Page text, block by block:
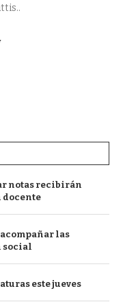
notas recibirán
las
social
este jueves